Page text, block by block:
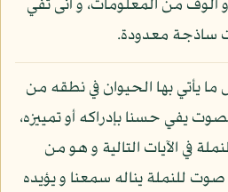
ألوف من المعلومات، و أنى تفي
ساذجة معدودة.
يأتي بها الحيوان في نطقه من
يفي حسنا بإدراكه أو تمييزه،
في الآيات التالية و هو من
للنملة يناله سمعنا و يؤيده